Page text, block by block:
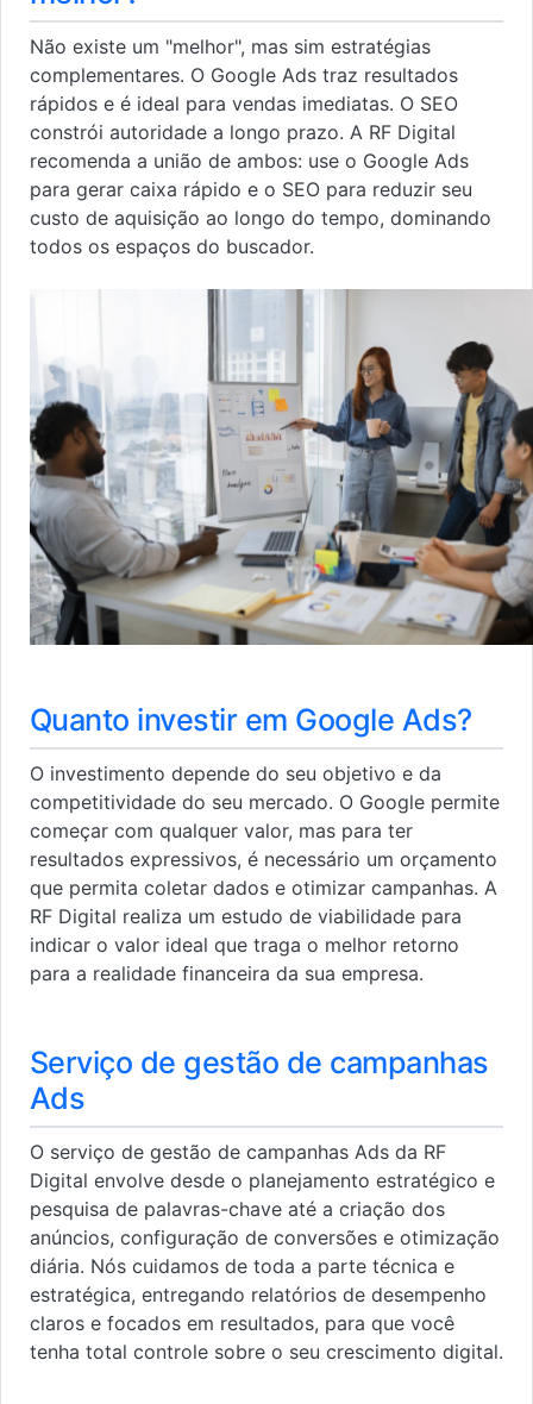
Não existe um "melhor", mas sim estratégias
complementares. O Google Ads traz resultados
rápidos e é ideal para vendas imediatas. O SEO
constrói autoridade a longo prazo. A RF Digital
recomenda a união de ambos: use o Google Ads
para gerar caixa rápido e o SEO para reduzir seu
custo de aquisição ao longo do tempo, dominando
todos os espaços do buscador.
Quanto investir em Google Ads?
O investimento depende do seu objetivo e da
competitividade do seu mercado. O Google permite
começar com qualquer valor, mas para ter
resultados expressivos, é necessário um orçamento
que permita coletar dados e otimizar campanhas. A
RF Digital realiza um estudo de viabilidade para
indicar o valor ideal que traga o melhor retorno
para a realidade financeira da sua empresa.
Serviço de gestão de campanhas
Ads
O serviço de gestão de campanhas Ads da RF
Digital envolve desde o planejamento estratégico e
pesquisa de palavras-chave até a criação dos
anúncios, configuração de conversões e otimização
diária. Nós cuidamos de toda a parte técnica e
estratégica, entregando relatórios de desempenho
claros e focados em resultados, para que você
tenha total controle sobre o seu crescimento digital.